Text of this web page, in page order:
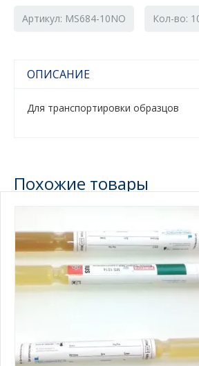
Артикул: MS684-10NO Кол-во:
ОПИСАНИЕ
Для транспортировки образцов
Похожие товары